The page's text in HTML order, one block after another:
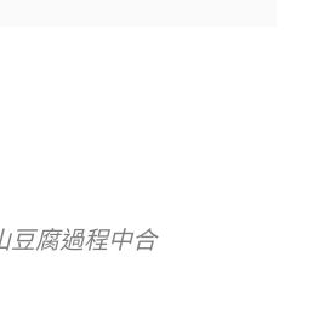
豆腐過程中合